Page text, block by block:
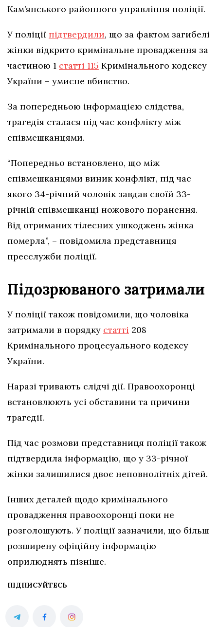
Кам’янського районного управління поліції.
У поліції підтвердили, що за фактом загибелі
жінки відкрито кримінальне провадження за
частиною 1 статті 115 Кримінального кодексу
України – умисне вбивство.
За попередньою інформацією слідства,
трагедія сталася під час конфлікту між
співмешканцями.
“Попередньо встановлено, що між
співмешканцями виник конфлікт, під час
якого 34-річний чоловік завдав своїй 33-
річній співмешканці ножового поранення.
Від отриманих тілесних ушкоджень жінка
померла”, – повідомила представниця
пресслужби поліції.
Підозрюваного затримали
У поліції також повідомили, що чоловіка
затримали в порядку статті 208
Кримінального процесуального кодексу
України.
Наразі тривають слідчі дії. Правоохоронці
встановлюють усі обставини та причини
трагедії.
Під час розмови представниця поліції також
підтвердила інформацію, що у 33-річної
жінки залишилися двоє неповнолітніх дітей.
Інших деталей щодо кримінального
провадження правоохоронці поки не
розголошують. У поліції зазначили, що більш
розширену офіційну інформацію
оприлюднять пізніше.
ПІДПИСУЙТЕСЬ